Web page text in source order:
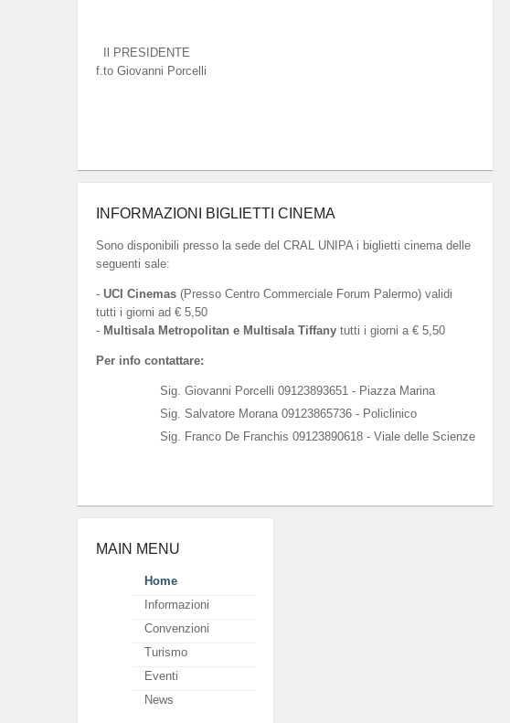
Il PRESIDENTE
f.to Giovanni Porcelli
INFORMAZIONI BIGLIETTI CINEMA
Sono disponibili presso la sede del CRAL UNIPA i biglietti cinema delle
seguenti sale:
- UCI Cinemas(Presso Centro Commerciale Forum Palermo) validi
tutti i giorni ad € 5,50
- Multisala Metropolitan e Multisala Tiffanytutti i giorni a € 5,50
Per info contattare:
Sig. Giovanni Porcelli 09123893651 - Piazza Marina
Sig. Salvatore Morana 09123865736 - Policlinico
Sig. Franco De Franchis 09123890618 - Viale delle Scienze
MAIN MENU
Home
Informazioni
Convenzioni
Turismo
Eventi
News